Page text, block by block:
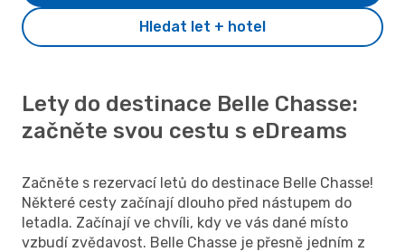
Hledat let + hotel
Lety do destinace Belle Chasse:
začněte svou cestu s eDreams
Začněte s rezervací letů do destinace Belle Chasse!
Některé cesty začínají dlouho před nástupem do
letadla. Začínají ve chvíli, kdy ve vás dané místo
vzbudí zvědavost. Belle Chasse je přesně jedním z